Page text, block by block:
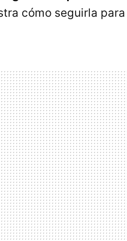
cómo seguirla